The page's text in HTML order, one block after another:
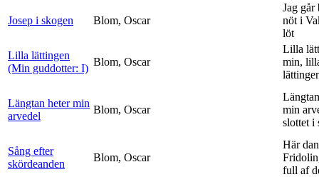
Josep i skogen Blom, Oscar
Jag går
nöt i
löt
Lilla lättingen
(Min guddotter: I)
Blom, Oscar
Lilla
min,
Längtan heter min
arvedel
Blom, Oscar
min
slottet i
Sång efter
skördeanden
Blom, Oscar
Här
full af